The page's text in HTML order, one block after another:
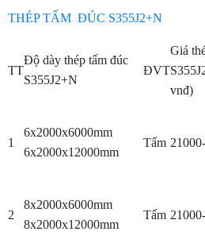
THÉP TẤM ĐÚC S355J2+N
TT
Độ dày thép tấm đúc
S355J2+N
ĐVT
Giá
vnđ)
1
6x2000x6000mm
6x2000x12000mm
Tấm
2
8x2000x6000mm
8x2000x12000mm
Tấm